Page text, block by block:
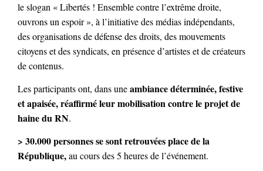
le slogan « Libertés ! Ensemble contre l’extrême droite,
ouvrons un espoir », à l’initiative des médias indépendants,
des organisations de défense des droits, des mouvements
citoyens et des syndicats, en présence d’artistes et de créateurs
de contenus.
Les participants ont, dans uneambiance déterminée, festive
et apaisée, réaffirméleur mobilisation contre le projet de
haine du RN.
> 30.000 personnes se sont retrouvées place de la
République,au cours des 5 heures de l’événement.